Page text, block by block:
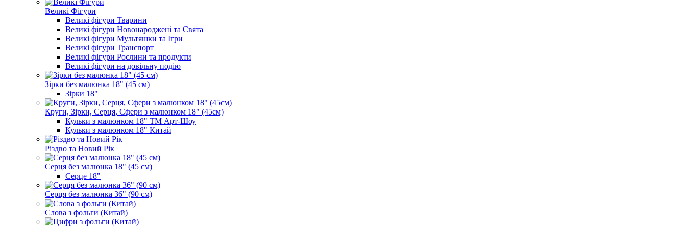
Великі Фігури
Великі фігури Тварини
Великі фігури Новонароджені та Свята
Великі фігури Мультяшки та Ігри
Великі фігури Транспорт
Великі фігури Рослини та продукти
Великі фігури на довільну подію
Зірки без малюнка 18" (45 см)
Зірки 18"
Круги, Зірки, Серця, Сфери з малюнком 18" (45см)
Кульки з малюнком 18" ТМ Арт-Шоу
Кульки з малюнком 18" Китай
Різдво та Новий Рік
Серця без малюнка 18" (45 см)
Серце 18"
Серця без малюнка 36" (90 см)
Слова з фольги (Китай)